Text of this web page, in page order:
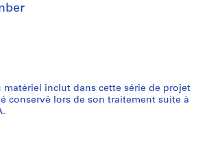
inclut dans cette série de projet
conservé lors de son traitement suite à